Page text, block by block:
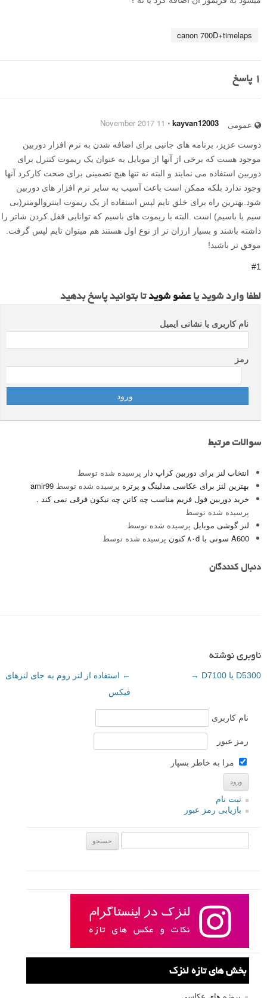
canon 700D+timelaps
1 پاسخ
عمومی kayvan12003
⋅
11 November 2017
دوست عزیز، برنامه های جانبی برای اضافه شدن به نرم افزار دوربین
موجود هست که برخی از آنها از موبایل به عنوان یک ریموت کنترل برای
دوربین استفاده می نمایند و البته نه تنها هیچ تضمینی برای صحت کارکرد آنها
وجود ندارد بلکه ممکن است باعث آسیب به سایر نرم افزار های دوربین
شود.بهترین راه برای خلق تایم لپس استفاده از یک ریموت اینتروالومتر(بی
سیم یا باسیم) است .البته با ریموت های باسیم که توانایی قفل کردن شاتر را
داشته باشند و بسیار ارزان تر از نوع اول هستند هم میتوان تایم لپس گرفت.
موفق تر باشید!
#1
لطفا وارد شوید یاعضو شویدتا بتوانید پاسخ بدهید
نام کاربری یا نشانی ایمیل
رمز
سوالات مرتبط
انتخاب لنز برای دوربین کراپ دار پرسیده شده توسط
بهترین لنز برای عکاسی مدلینگ و پرتره پرسیده شده توسط amir99
خرید دوربین فول فریم مناسب چه کانن چه نیکون فرقی نمی کند .
پرسیده شده توسط
لنز گوشی موبایل پرسیده شده توسط
A600 سونی با ۸۰d کنون
پرسیده شده توسط
دنبال کنندگان
ناوبری نوشته
← استفاده از لنز زوم به جای لنزهای
فیکس
D5300 یا D7100 →
نام کاربری
رمز عبور
مرا به خاطر بسپار
ثبت نام
بازیابی رمز عبور
بخش های تازه لنزک